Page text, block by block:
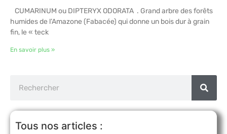
CUMARINUM ou DIPTERYX ODORATA . Grand arbre des forêts
humides de l’Amazone (Fabacée) qui donne un bois dur à grain
fin, le « teck
En savoir plus »
Tous nos articles :